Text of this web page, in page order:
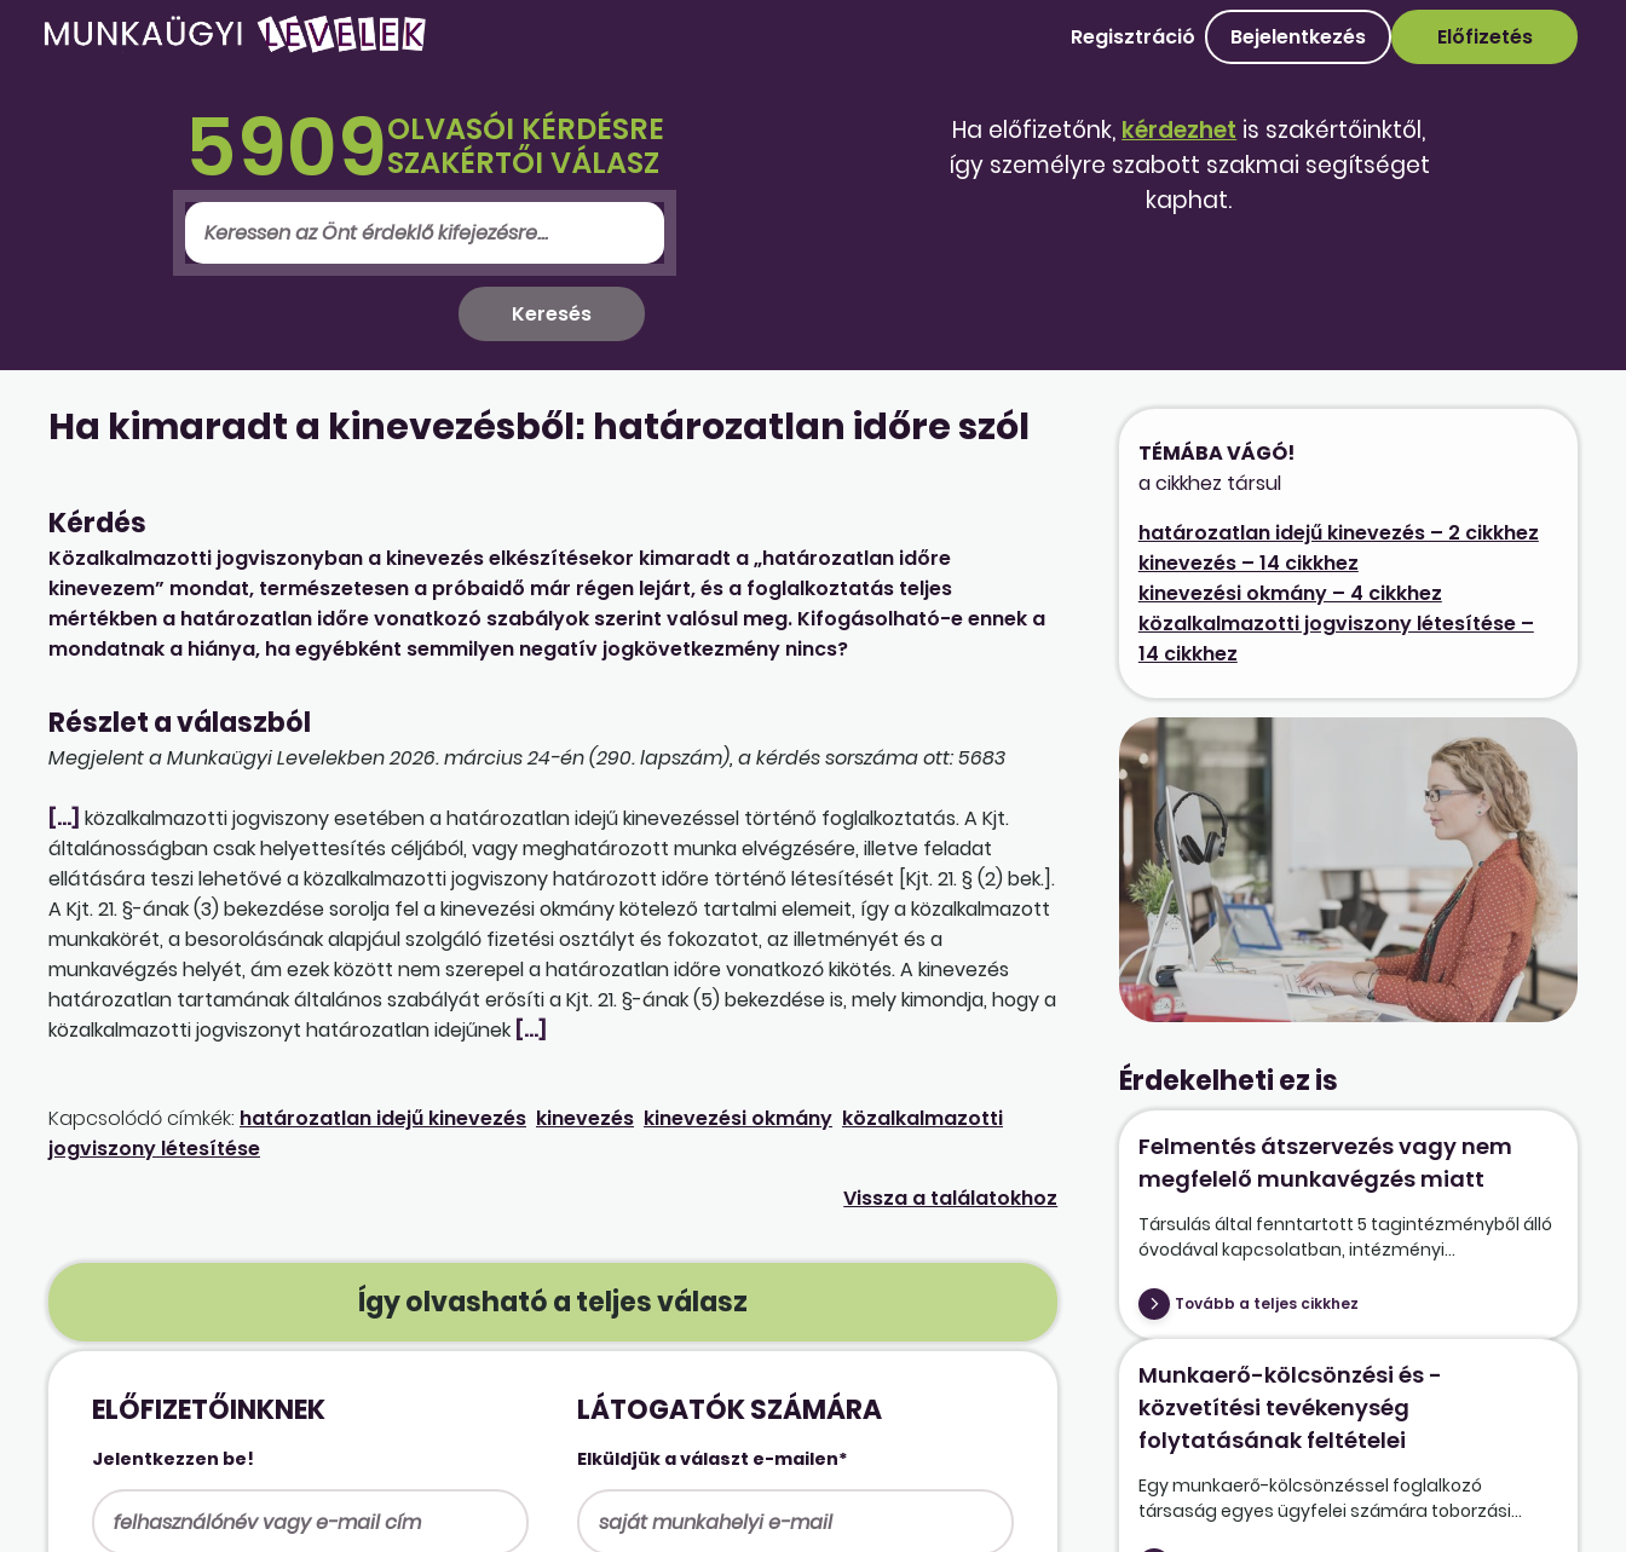
Regisztráció Bejelentkezés Előfizetés
5909OLVASÓI KÉRDÉSRE
SZAKÉRTŐI VÁLASZ
Ha előfizetőnk, kérdezhet is szakértőinktől,
így személyre szabott szakmai segítséget
kaphat.
Ha kimaradt a kinevezésből: határozatlan időre szól
Kérdés
Közalkalmazotti jogviszonyban a kinevezés elkészítésekor kimaradt a „határozatlan időre
kinevezem” mondat, természetesen a próbaidő már régen lejárt, és a foglalkoztatás teljes
mértékben a határozatlan időre vonatkozó szabályok szerint valósul meg. Kifogásolható-e ennek a
mondatnak a hiánya, ha egyébként semmilyen negatív jogkövetkezmény nincs?
Részlet a válaszból
Megjelent a Munkaügyi Levelekben 2026. március 24-én (290. lapszám), a kérdés sorszáma ott: 5683
[…] közalkalmazotti jogviszony esetében a határozatlan idejű kinevezéssel történő foglalkoztatás. A Kjt.
általánosságban csak helyettesítés céljából, vagy meghatározott munka elvégzésére, illetve feladat
ellátására teszi lehetővé a közalkalmazotti jogviszony határozott időre történő létesítését [Kjt. 21. § (2) bek.].
A Kjt. 21. §-ának (3) bekezdése sorolja fel a kinevezési okmány kötelező tartalmi elemeit, így a közalkalmazott
munkakörét, a besorolásának alapjául szolgáló fizetési osztályt és fokozatot, az illetményét és a
munkavégzés helyét, ám ezek között nem szerepel a határozatlan időre vonatkozó kikötés. A kinevezés
határozatlan tartamának általános szabályát erősíti a Kjt. 21. §-ának (5) bekezdése is, mely kimondja, hogy a
közalkalmazotti jogviszonyt határozatlan idejűnek […]
Kapcsolódó címkék: határozatlan idejű kinevezés kinevezés kinevezési okmány közalkalmazotti
jogviszony létesítése
Vissza a találatokhoz
Így olvasható a teljes válasz
ELŐFIZETŐINKNEK
Jelentkezzen be!
LÁTOGATÓK SZÁMÁRA
Elküldjük a választ e-mailen*
TÉMÁBA VÁGÓ!
a cikkhez társul
határozatlan idejű kinevezés – 2 cikkhez
kinevezés – 14 cikkhez
kinevezési okmány – 4 cikkhez
közalkalmazotti jogviszony létesítése –
14 cikkhez
Érdekelheti ez is
Felmentés átszervezés vagy nem
megfelelő munkavégzés miatt
Társulás által fenntartott 5 tagintézményből álló
óvodával kapcsolatban, intézményi...
Tovább a teljes cikkhez
Munkaerő-kölcsönzési és -
közvetítési tevékenység
folytatásának feltételei
Egy munkaerő-kölcsönzéssel foglalkozó
társaság egyes ügyfelei számára toborzási...